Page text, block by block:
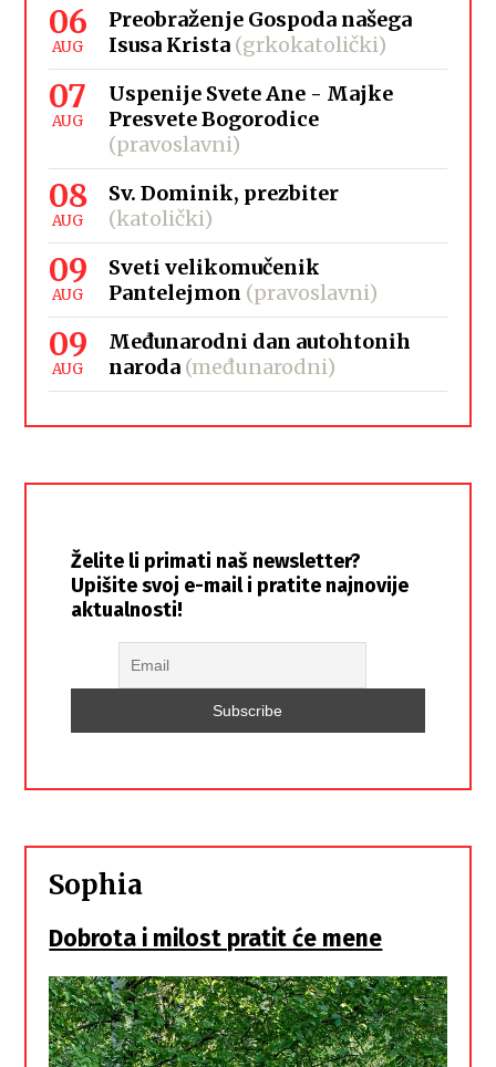
06
AUG
Preobraženje Gospoda našega
Isusa Krista (grkokatolički)
07
AUG
Uspenije Svete Ane - Majke
Presvete Bogorodice
(pravoslavni)
08
AUG
Sv. Dominik, prezbiter
(katolički)
09
AUG
Sveti velikomučenik
Pantelejmon (pravoslavni)
09
AUG
Međunarodni dan autohtonih
naroda (međunarodni)
Želite li primati naš newsletter?
Upišite svoj e-mail i pratite najnovije
aktualnosti!
Sophia
Dobrota i milost pratit će mene